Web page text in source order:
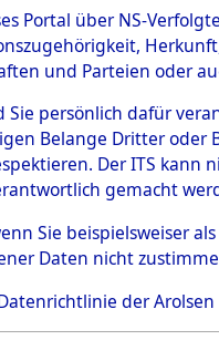
0002
Portal über NS-
und Parteien oder
Sie persönlich dafür
Belange Dritter
Der ITS
gemacht
Sie beispielsweiser
Daten nicht
der Arolsen